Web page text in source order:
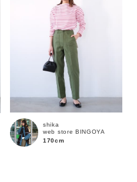
で絞り込む
shika
web store BINGOYA
170cm